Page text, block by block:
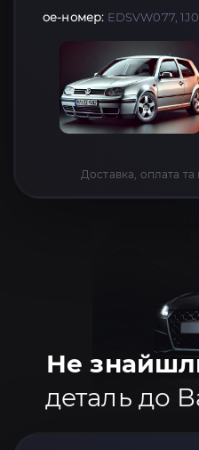
oe-номер: EDSVW077,
Доставка, оплата
Не
деталь до